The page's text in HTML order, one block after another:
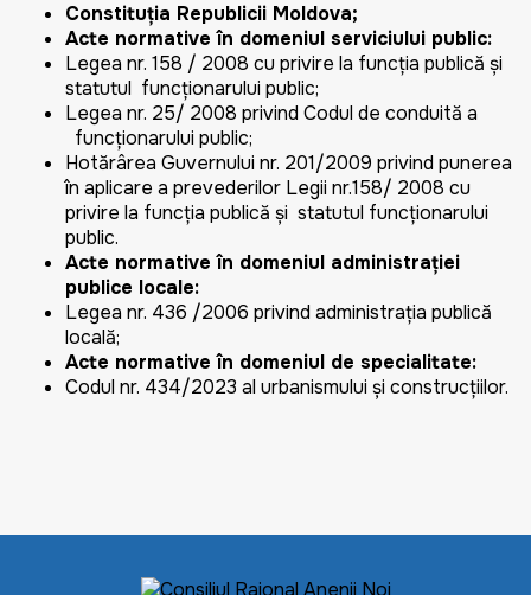
Constituţia Republicii Moldova;
Acte normative în domeniul serviciului public:
Legea nr. 158 / 2008 cu privire la funcţia publică şi
statutul funcţionarului public;
Legea nr. 25/ 2008 privind Codul de conduită a
funcţionarului public;
Hotărârea Guvernului nr. 201/2009 privind punerea
în aplicare a prevederilor Legii nr.158/ 2008 cu
privire la funcţia publică şi statutul funcţionarului
public.
Acte normative în domeniul administraţiei
publice locale:
Legea nr. 436 /2006 privind administraţia publică
locală;
Acte normative în domeniul de specialitate:
Codul nr. 434/2023 al urbanismului și construcțiilor.